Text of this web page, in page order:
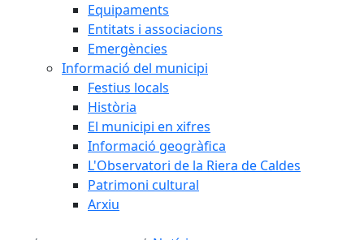
Equipaments
Entitats i associacions
Emergències
Informació del municipi
Festius locals
Història
El municipi en xifres
Informació geogràfica
L'Observatori de la Riera de Caldes
Patrimoni cultural
Arxiu